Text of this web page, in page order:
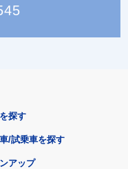
探す
/試乗車を探す
アップ